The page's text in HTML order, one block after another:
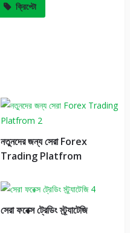
ক্রিপ্টো
নতুনদের জন্য সেরা Forex
Trading Platfrom
সেরা ফরেক্স ট্রেডিং স্ট্র্যাটেজি